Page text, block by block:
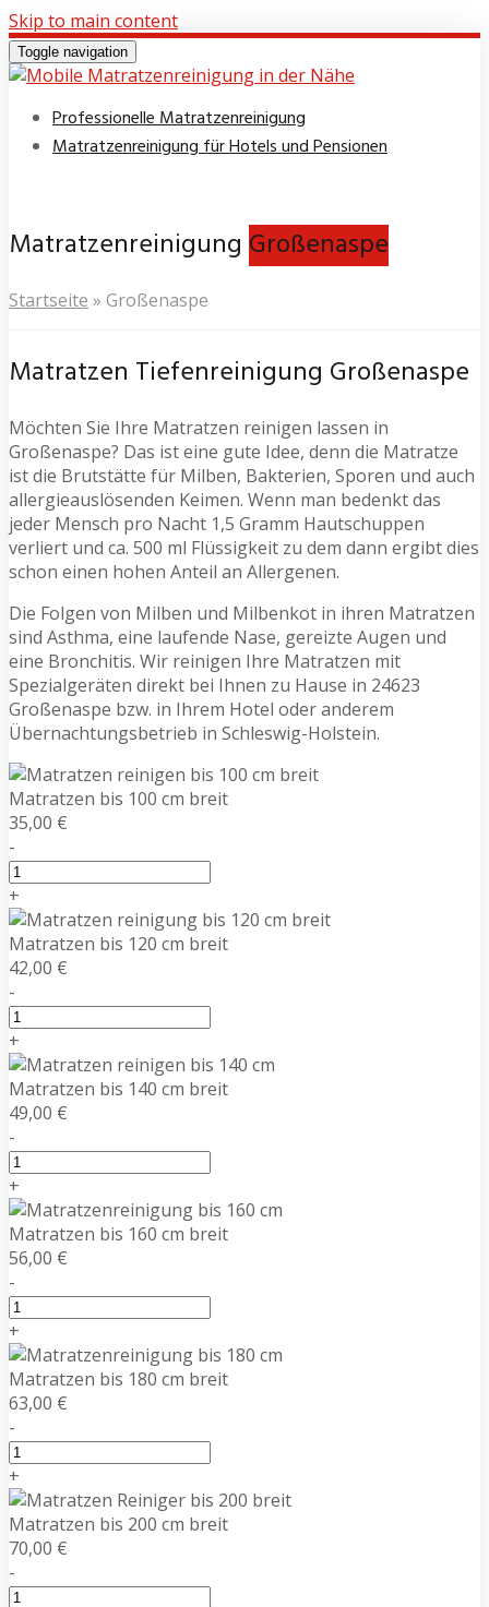
Skip to main content
Toggle navigation
Professionelle Matratzenreinigung
Matratzenreinigung für Hotels und Pensionen
Matratzenreinigung Großenaspe
Startseite » Großenaspe
Matratzen Tiefenreinigung Großenaspe
Möchten Sie Ihre Matratzen reinigen lassen in
Großenaspe? Das ist eine gute Idee, denn die Matratze
ist die Brutstätte für Milben, Bakterien, Sporen und auch
allergieauslösenden Keimen. Wenn man bedenkt das
jeder Mensch pro Nacht 1,5 Gramm Hautschuppen
verliert und ca. 500 ml Flüssigkeit zu dem dann ergibt dies
schon einen hohen Anteil an Allergenen.
Die Folgen von Milben und Milbenkot in ihren Matratzen
sind Asthma, eine laufende Nase, gereizte Augen und
eine Bronchitis. Wir reinigen Ihre Matratzen mit
Spezialgeräten direkt bei Ihnen zu Hause in 24623
Großenaspe bzw. in Ihrem Hotel oder anderem
Übernachtungsbetrieb in Schleswig-Holstein.
Matratzen bis 100 cm breit
35,00 €
-
+
Matratzen bis 120 cm breit
42,00 €
-
+
Matratzen bis 140 cm breit
49,00 €
-
+
Matratzen bis 160 cm breit
56,00 €
-
+
Matratzen bis 180 cm breit
63,00 €
-
+
Matratzen bis 200 cm breit
70,00 €
-